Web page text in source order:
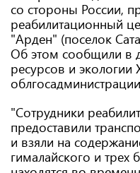
со стороны России,
реабилитационный
"Арден" (поселок
Об этом сообщили в
ресурсов и экологии
"Сотрудники
предоставили
и взяли на
гималайского и трех